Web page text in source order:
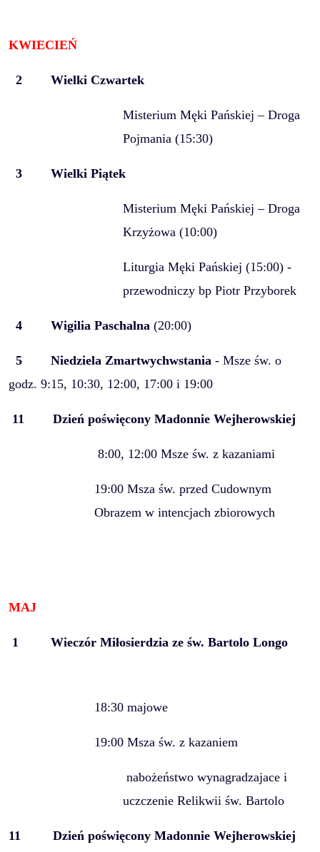
KWIECIEŃ
2 Wielki Czwartek
Misterium Męki Pańskiej – Droga
Pojmania (15:30)
3 Wielki Piątek
Misterium Męki Pańskiej – Droga
Krzyżowa (10:00)
Liturgia Męki Pańskiej (15:00) -
przewodniczy bp Piotr Przyborek
4 Wigilia Paschalna (20:00)
5 Niedziela Zmartwychwstania - Msze św. o
godz. 9:15, 10:30, 12:00, 17:00 i 19:00
11 Dzień poświęcony Madonnie Wejherowskiej
8:00, 12:00 Msze św. z kazaniami
19:00 Msza św. przed Cudownym
Obrazem w intencjach zbiorowych
MAJ
1 Wieczór Miłosierdzia ze św. Bartolo Longo
18:30 majowe
19:00 Msza św. z kazaniem
nabożeństwo wynagradzajace i
uczczenie Relikwii św. Bartolo
11 Dzień poświęcony Madonnie Wejherowskiej